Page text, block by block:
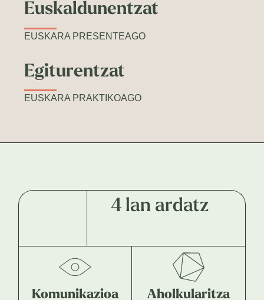
Euskaldunentzat
EUSKARA PRESENTEAGO
Egiturentzat
EUSKARA PRAKTIKOAGO
4 lan ardatz
Komunikazioa Aholkularitza